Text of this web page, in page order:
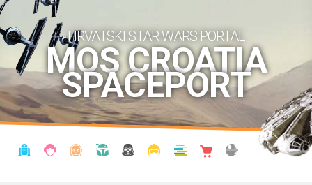
HRVATSKI STAR WARS PORTAL
MOS CROATIA
SPACEPORT